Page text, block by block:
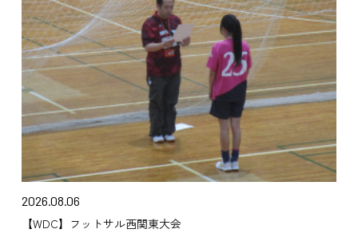
2026.08.06
【WDC】フットサル西関東大会